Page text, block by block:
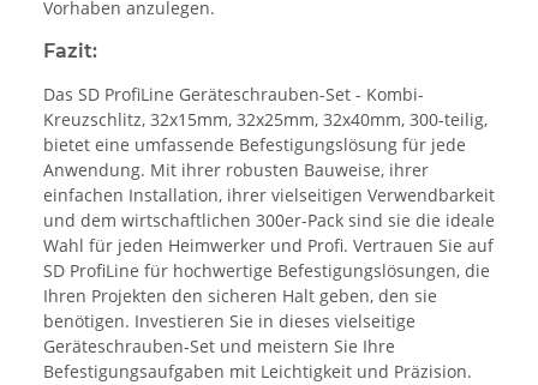
Vorhaben anzulegen.
Fazit:
Das SD ProfiLine Geräteschrauben-Set - Kombi-
Kreuzschlitz, 32x15mm, 32x25mm, 32x40mm, 300-teilig,
bietet eine umfassende Befestigungslösung für jede
Anwendung. Mit ihrer robusten Bauweise, ihrer
einfachen Installation, ihrer vielseitigen Verwendbarkeit
und dem wirtschaftlichen 300er-Pack sind sie die ideale
Wahl für jeden Heimwerker und Profi. Vertrauen Sie auf
SD ProfiLine für hochwertige Befestigungslösungen, die
Ihren Projekten den sicheren Halt geben, den sie
benötigen. Investieren Sie in dieses vielseitige
Geräteschrauben-Set und meistern Sie Ihre
Befestigungsaufgaben mit Leichtigkeit und Präzision.